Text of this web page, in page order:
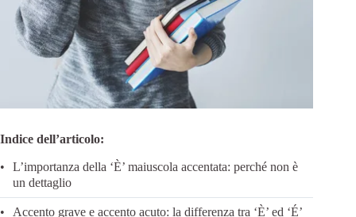
Indice dell’articolo:
L’importanza della ‘È’ maiuscola accentata: perché non è
un dettaglio
Accento grave e accento acuto: la differenza tra ‘È’ ed ‘É’